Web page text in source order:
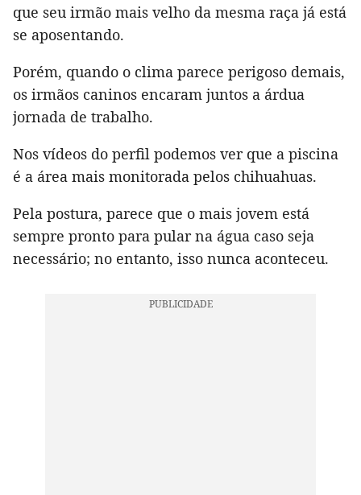
que seu irmão mais velho da mesma raça já está
se aposentando.
Porém, quando o clima parece perigoso demais,
os irmãos caninos encaram juntos a árdua
jornada de trabalho.
Nos vídeos do perfil podemos ver que a piscina
é a área mais monitorada pelos chihuahuas.
Pela postura, parece que o mais jovem está
sempre pronto para pular na água caso seja
necessário; no entanto, isso nunca aconteceu.